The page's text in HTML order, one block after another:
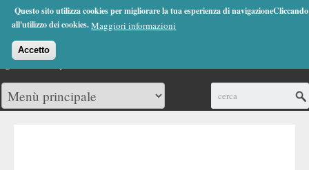
Questo sito utilizza cookies per migliorare la tua esperienza di
all'utilizzo dei cookies.Maggiori informazioni
Accetto
Jump to Navigation
(0)